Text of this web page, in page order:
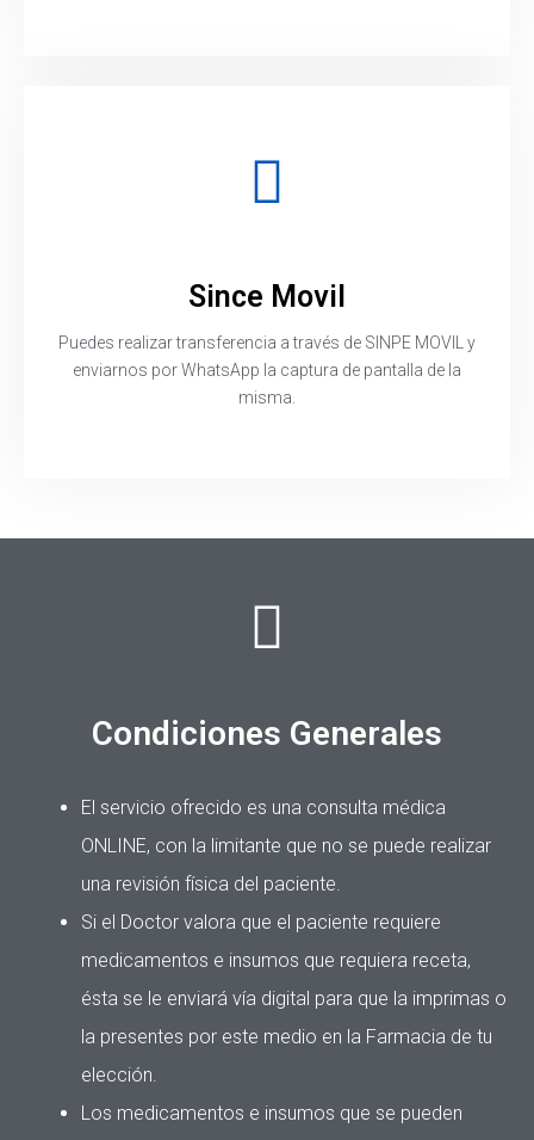
Since Movil
Puedes realizar transferencia a través de SINPE MOVIL y
enviarnos por WhatsApp la captura de pantalla de la
misma.
Condiciones Generales
El servicio ofrecido es una consulta médica
ONLINE, con la limitante que no se puede realizar
una revisión física del paciente.
Si el Doctor valora que el paciente requiere
medicamentos e insumos que requiera receta,
ésta se le enviará vía digital para que la imprimas o
la presentes por este medio en la Farmacia de tu
elección.
Los medicamentos e insumos que se pueden